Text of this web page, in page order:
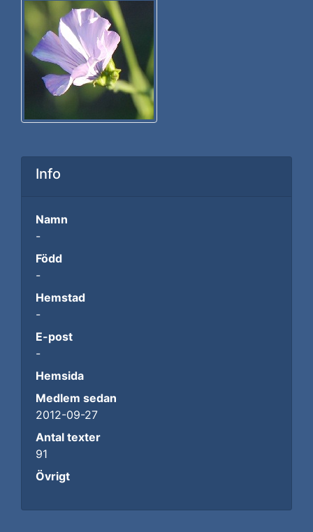
Info
Namn
-
Född
-
Hemstad
-
E-post
-
Hemsida
Medlem sedan
2012-09-27
Antal texter
91
Övrigt